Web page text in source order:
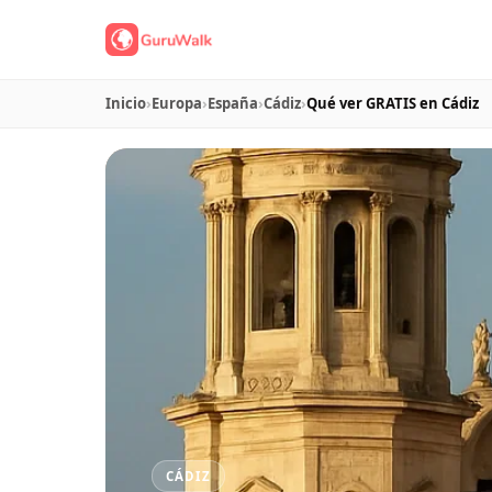
Inicio›Europa›España›Cádiz›Qué ver GRATIS en Cádiz
CÁDIZ